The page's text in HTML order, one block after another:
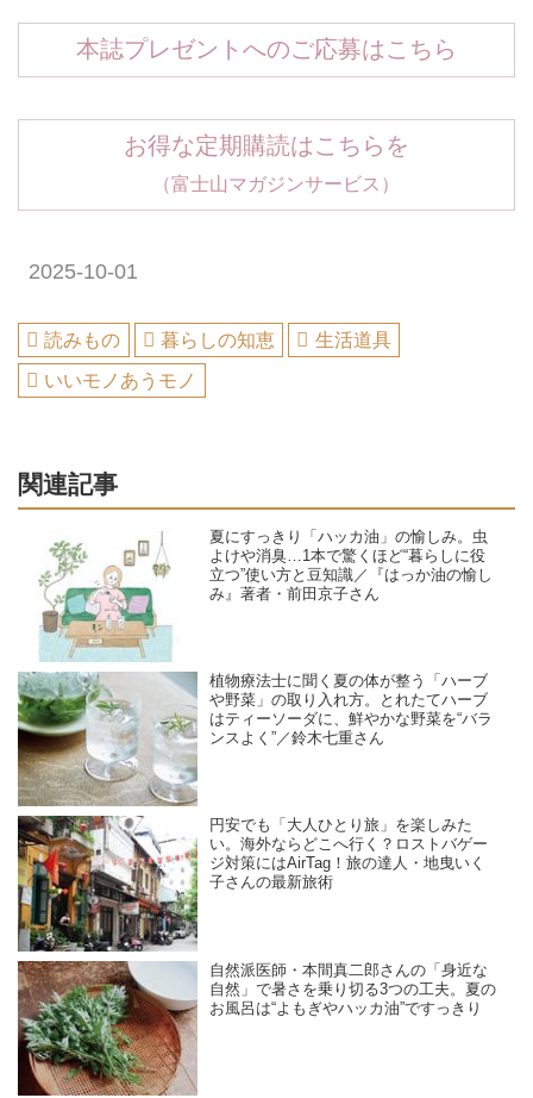
本誌プレゼントへのご応募はこちら
お得な定期購読はこちらを
（富士山マガジンサービス）
2025-10-01
読みもの 暮らしの知恵
生活道具
いいモノあうモノ
関連記事
夏にすっきり「ハッカ油」の愉しみ。虫
よけや消臭…1本で驚くほど“暮らしに役
立つ”使い方と豆知識／『はっか油の愉し
み』著者・前田京子さん
植物療法士に聞く夏の体が整う「ハーブ
や野菜」の取り入れ方。とれたてハーブ
はティーソーダに、鮮やかな野菜を“バラ
ンスよく”／鈴木七重さん
円安でも「大人ひとり旅」を楽しみた
い。海外ならどこへ行く？ロストバゲー
ジ対策にはAirTag！旅の達人・地曳いく
子さんの最新旅術
自然派医師・本間真二郎さんの「身近な
自然」で暑さを乗り切る3つの工夫。夏の
お風呂は“よもぎやハッカ油”ですっきり